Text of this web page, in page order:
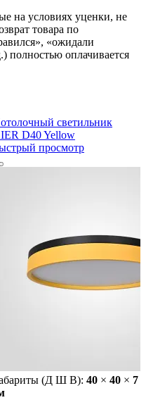
на условиях уценки, не
товара по
«ожидали
полностью оплачивается
светильник
D40 Yellow
просмотр
(Д Ш В): 40 × 40 × 7